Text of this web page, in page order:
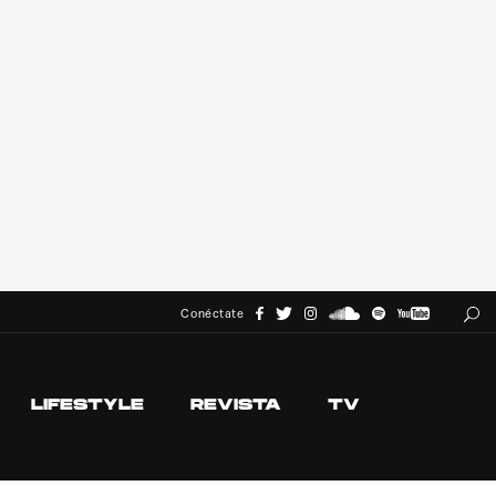
Conéctate
LIFESTYLE REVISTA TV